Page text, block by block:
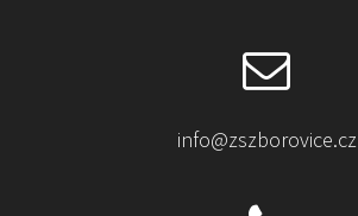
info@zszborovice.cz